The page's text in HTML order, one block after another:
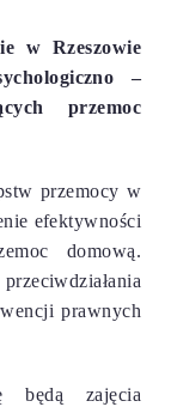
w Rzeszowie
–
przemoc
przemocy w
efektywności
domową.
prawnych
będą zajęcia